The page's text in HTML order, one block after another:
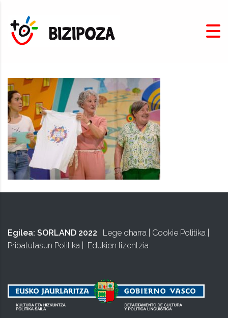
Egilea: SORLAND 2022 Lege oharra Cookie Politika
Pribatutasun Politika
Edukien lizentzia